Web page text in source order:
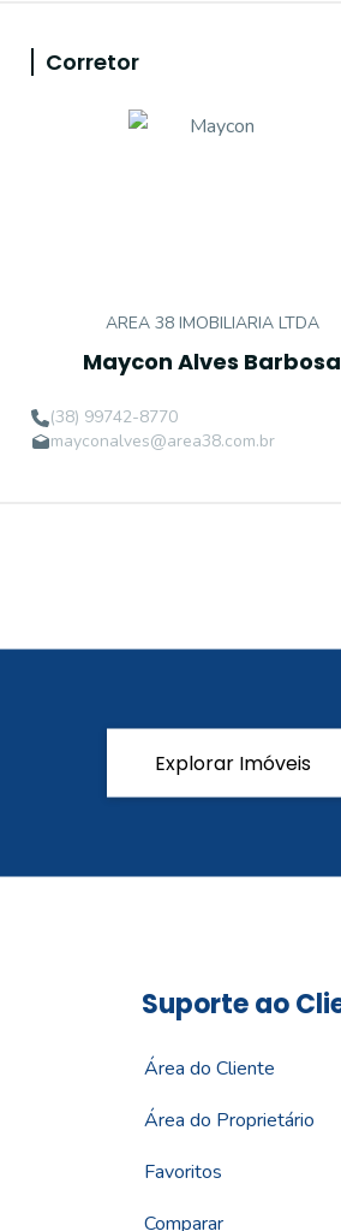
Corretor
AREA 38 IMOBILIARIA LTDA
Maycon Alves Barbosa
(38) 99742-8770
mayconalves@area38.com.br
Explorar Imóveis
Suporte ao
Área do Cliente
Área do Proprietário
Favoritos
Comparar